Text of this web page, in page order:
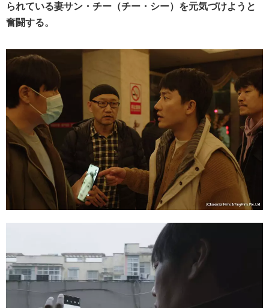
られている妻サン・チー（チー・シー）を元気づけようと
奮闘する。